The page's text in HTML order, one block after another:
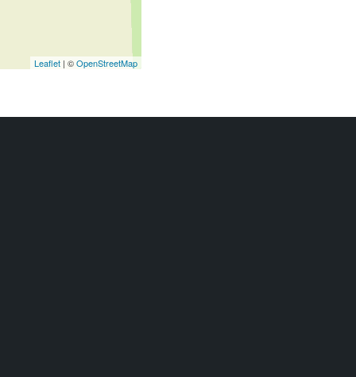
Leaflet| ©OpenStreetMap